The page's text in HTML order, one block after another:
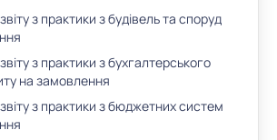
з практики з будівель та споруд
з практики з бухгалтерського
на замовлення
з практики з бюджетних систем